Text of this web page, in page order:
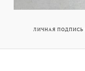
ЛИЧНАЯ ПОДПИСЬ